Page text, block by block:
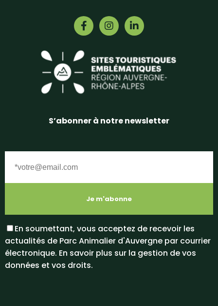
S’abonner à notre newsletter
En soumettant, vous acceptez de recevoir les
actualités de Parc Animalier d'Auvergne par courrier
électronique. En savoir plus sur la gestion de vos
données et vos droits.